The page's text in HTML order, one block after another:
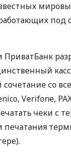
под
со
Verifone,
чеки с
печатания